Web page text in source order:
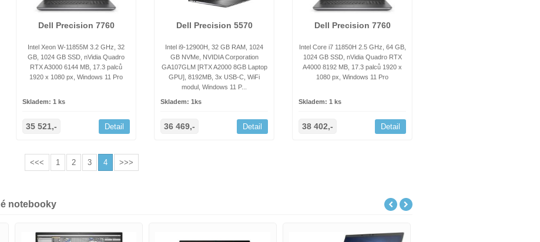
Dell Precision 7760
Intel Xeon W-11855M 3.2 GHz, 32
GB, 1024 GB SSD, nVidia Quadro
RTX A3000 6144 MB, 17.3 palců
1920 x 1080 px, Windows 11 Pro
Skladem: 1 ks
35 521,- Detail
Dell Precision 5570
Intel i9-12900H, 32 GB RAM, 1024
GB NVMe, NVIDIA Corporation
GA107GLM [RTX A2000 8GB Laptop
GPU], 8192MB, 3x USB-C, WiFi
modul, Windows 11 P...
Skladem: 1ks
36 469,- Detail
Dell Precision 7760
Intel Core i7 11850H 2.5 GHz, 64 GB,
1024 GB SSD, nVidia Quadro RTX
A4000 8192 MB, 17.3 palců 1920 x
1080 px, Windows 11 Pro
Skladem: 1 ks
38 402,- Detail
<<< 1 2 3 4 >>>
notebooky